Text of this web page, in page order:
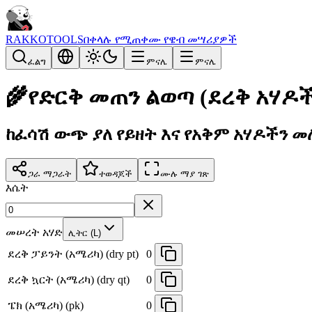
RAKKOTOOLSበቀላሉ የሚጠቀሙ የዌብ መሣሪያዎች
ፈልግ ምናሌ ምናሌ
🌾የድርቅ መጠን ልወጣ (ደረቅ
ከፈሳሽ ውጭ ያለ የይዘት እና የአቅም አሃዶችን
ጋራ ማጋራት ተወዳጆች ሙሉ ማያ ገጽ
እሴት
መሠረት አሃድ ሊትር (L)
ደረቅ ፓይንት (አሜሪካ) (dry pt) 0
ደረቅ ኳርት (አሜሪካ) (dry qt) 0
ፔክ (አሜሪካ) (pk) 0